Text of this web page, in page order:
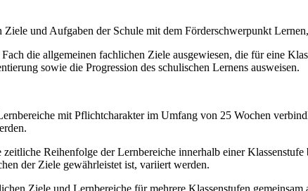
und Aufgaben der Schule mit dem Förderschwerpunkt
die allgemeinen fachlichen Ziele ausgewiesen, die für eine
sowie die Progression des schulischen Lernens ausweisen.
mit Pflichtcharakter im Umfang von 25 Wochen
Reihenfolge der Lernbereiche innerhalb einer
der Ziele gewährleistet ist, variiert werden.